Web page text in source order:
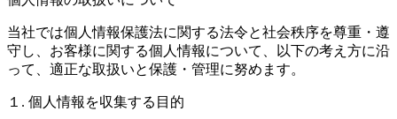
当社では個人情報保護法に関する法令と社会秩序を尊重・遵
守し、お客様に関する個人情報について、以下の考え方に沿
って、適正な取扱いと保護・管理に努めます。
１. 個人情報を収集する目的